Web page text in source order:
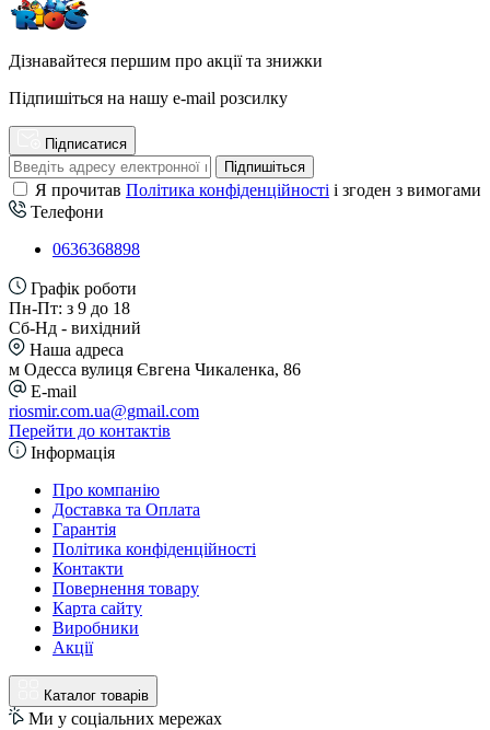
Дізнавайтеся першим про акції та знижки
Підпишіться на нашу e-mail розсилку
Підписатися
Підпишіться
Я прочитав Політика конфіденційності і згоден з вимогами
Телефони
0636368898
Графік роботи
Пн-Пт: з 9 до 18
Сб-Нд - вихідний
Наша адреса
м Одесса вулиця Євгена Чикаленка, 86
E-mail
riosmir.com.ua@gmail.com
Перейти до контактів
Інформація
Про компанію
Доставка та Оплата
Гарантія
Політика конфіденційності
Контакти
Повернення товару
Карта сайту
Виробники
Акції
Каталог товарів
Ми у соціальних мережах